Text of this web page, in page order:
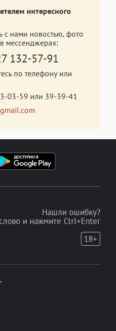
интересного
с нами новостью, фото
мессенджерах:
132-57-91
по телефону или
03-59 или 39-39-41
Нашли ошибку?
и нажмите Ctrl+Enter
18+